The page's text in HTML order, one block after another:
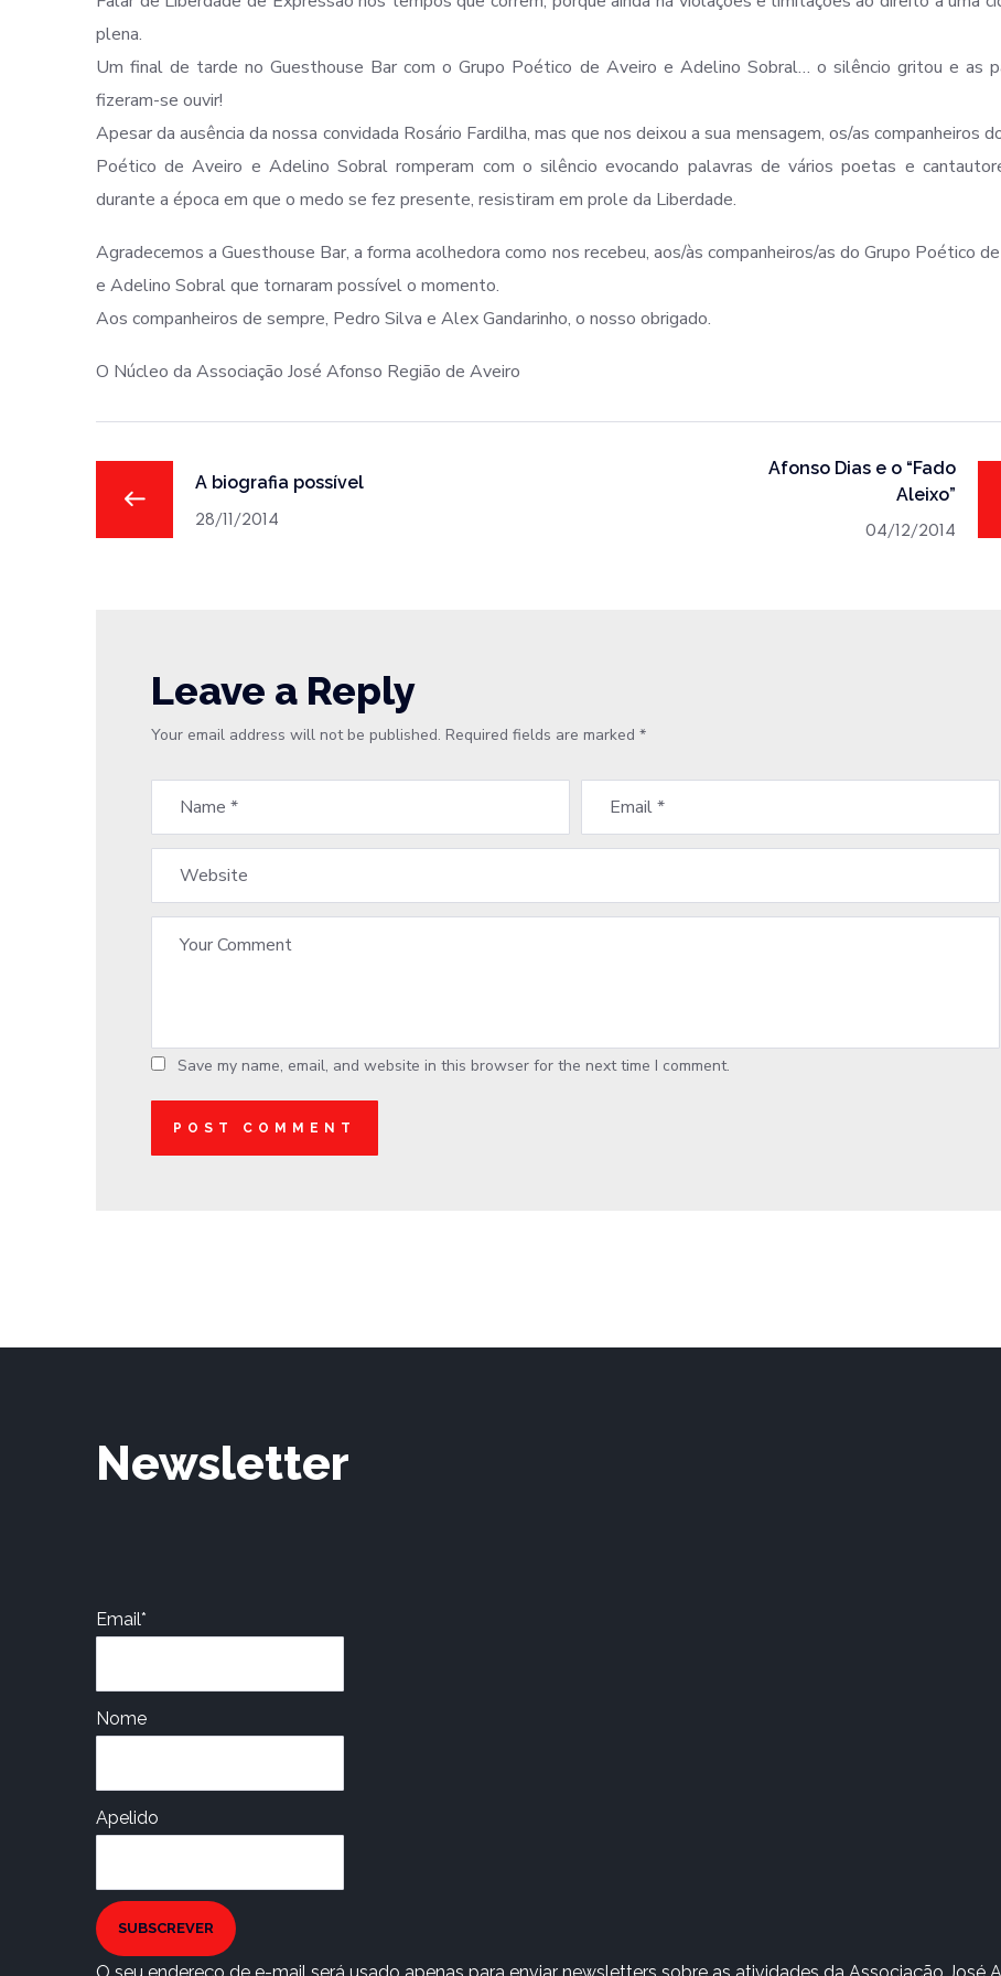
plena.
Um final de tarde no Guesthouse Bar com o Grupo Poético de Aveiro e Adelino Sobral… o silêncio gritou e as
fizeram-se ouvir!
Apesar da ausência da nossa convidada Rosário Fardilha, mas que nos deixou a sua mensagem, os/as companheiros
Poético de Aveiro e Adelino Sobral romperam com o silêncio evocando palavras de vários poetas e
durante a época em que o medo se fez presente, resistiram em prole da Liberdade.
Agradecemos a Guesthouse Bar, a forma acolhedora como nos recebeu, aos/às companheiros/as do Grupo Poético
e Adelino Sobral que tornaram possível o momento.
Aos companheiros de sempre, Pedro Silva e Alex Gandarinho, o nosso obrigado.
O Núcleo da Associação José Afonso Região de Aveiro
A biografia possível
28/11/2014
Afonso Dias e o “Fado
Aleixo”
04/12/2014
Leave a Reply
Your email address will not be published. Required fields are marked *
Save my name, email, and website in this browser for the next time I comment.
Newsletter
Email*
Nome
Apelido
SUBSCREVER